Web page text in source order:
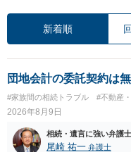
新着順
団地会計の委託契約は
#家族間の相続トラブル #不動産
2026年8月9日
相続・遺言に強い弁護士
尾崎 祐一 弁護士